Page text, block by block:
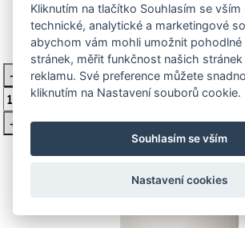
EDNA 2, průměr 280mm, výška 105mm
1 227 Kč
Skladem
-
+
Vložit do
Kliknutím na tlačítko Souhlasím se vším
technické, analytické a marketingové
abychom vám mohli umožnit pohodlné
stránek, měřit funkčnost našich stránek
reklamu. Své preference můžete
kliknutím na Nastavení souborů cookie.
Souhlasím se vším
Nastavení cookies